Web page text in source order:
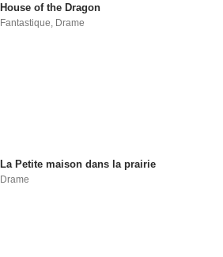
House of the Dragon
Fantastique, Drame
La Petite maison dans la prairie
Drame